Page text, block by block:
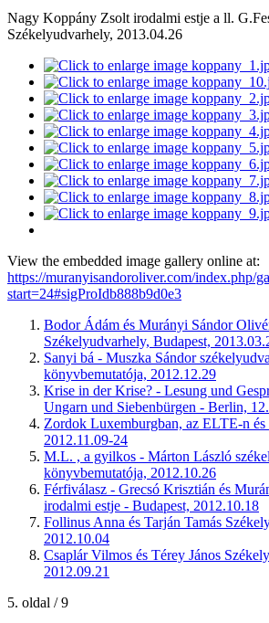
Nagy Koppány Zsolt irodalmi estje a ll.
Székelyudvarhely, 2013.04.26
View the embedded image gallery online at:
https://muranyisandoroliver.com/index.php/
start=24#sigProIdb888b9d0e3
Bodor Ádám és Murányi Sándor
Székelyudvarhely, Budapest,
Sanyi bá - Muszka Sándor
könyvbemutatója, 2012.12.29
Krise in der Krise? - Lesung und
Ungarn und Siebenbürgen - Berlin,
Zordok Luxemburgban, az ELTE-n és
2012.11.09-24
M.L. , a gyilkos - Márton László
könyvbemutatója, 2012.10.26
Férfiválasz - Grecsó Krisztián és
irodalmi estje - Budapest, 2012.10.18
Follinus Anna és Tarján Tamás
2012.10.04
Csaplár Vilmos és Térey János
2012.09.21
5. oldal / 9